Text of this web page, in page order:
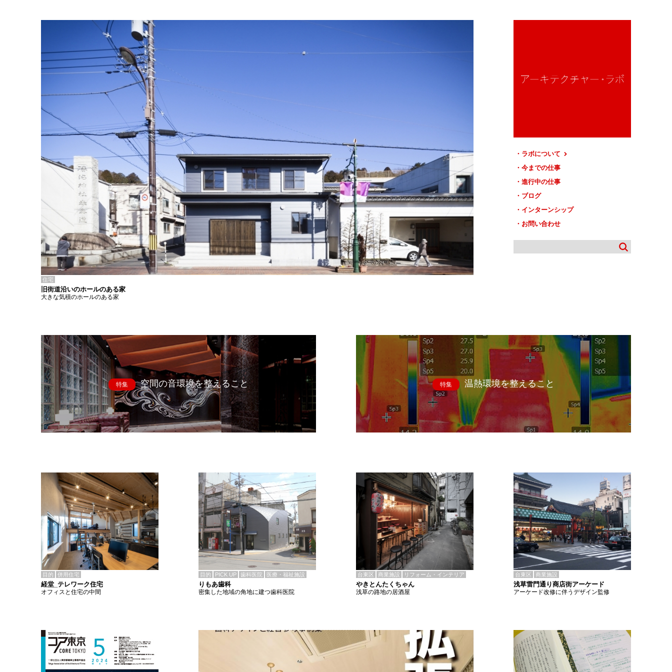
ラボについて
今までの仕事
進行中の仕事
ブログ
インターンシップ
お問い合わせ
住宅
旧街道沿いのホールのある家
大きな気積のホールのある家
特集 空間の音環境を整えること 特集 温熱環境を整えること
目的 併用住宅
経堂_テレワーク住宅
オフィスと住宅の中間
目的 PICK UP 歯科医院 医療・福祉施設
りもあ歯科
密集した地域の角地に建つ歯科医院
台東区 商業施設 リフォーム・インテリア
やきとんたくちゃん
浅草の路地の居酒屋
台東区 商業施設
浅草雷門通り商店街アーケード
アーケード改修に伴うデザイン監修